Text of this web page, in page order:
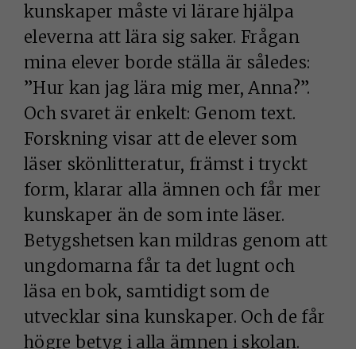
kunskaper måste vi lärare hjälpa
eleverna att lära sig saker. Frågan
mina elever borde ställa är således:
”Hur kan jag lära mig mer, Anna?”.
Och svaret är enkelt: Genom text.
Forskning visar att de elever som
läser skönlitteratur, främst i tryckt
form, klarar alla ämnen och får mer
kunskaper än de som inte läser.
Betygshetsen kan mildras genom att
ungdomarna får ta det lugnt och
läsa en bok, samtidigt som de
utvecklar sina kunskaper. Och de får
högre betyg i alla ämnen i skolan.